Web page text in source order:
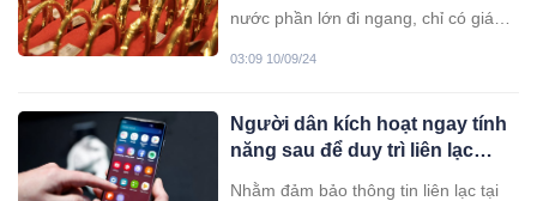
nước phần lớn đi ngang, chỉ có giá
03:09 10/09/24
Người dân kích hoạt ngay tính
năng sau để duy trì liên lạc
Nhằm đảm bảo thông tin liên lạc tại